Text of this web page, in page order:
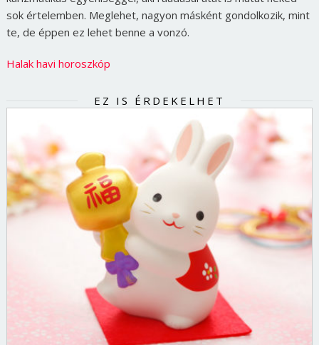
sok értelemben. Meglehet, nagyon másként gondolkozik, mint
te, de éppen ez lehet benne a vonzó.
Halak havi horoszkóp
EZ IS ÉRDEKELHET